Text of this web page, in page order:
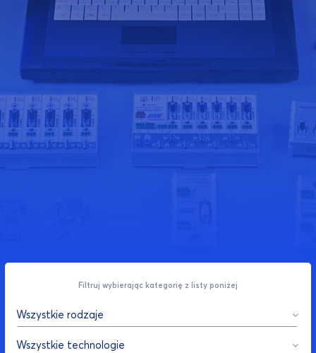
Filtruj wybierając kategorię z listy poniżej
Wszystkie rodzaje
Wszystkie technologie